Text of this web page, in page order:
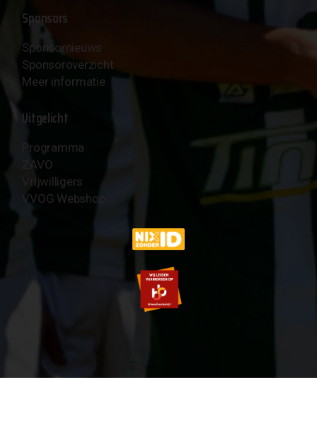
Sponsors
Sponsornieuws
Sponsoroverzicht
Meer informatie
Uitgelicht
Programma
ZAVO
Vrijwilligers
VVOG Webshop